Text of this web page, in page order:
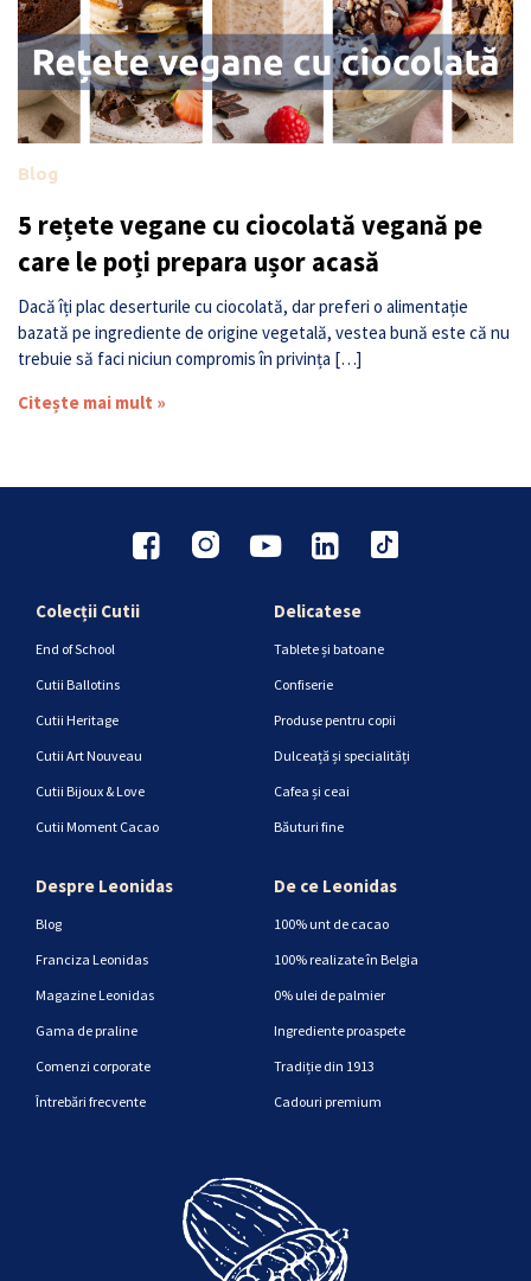
Blog
5 rețete vegane cu ciocolată vegană pe
care le poți prepara ușor acasă
Dacă îți plac deserturile cu ciocolată, dar preferi o alimentație
bazată pe ingrediente de origine vegetală, vestea bună este că nu
trebuie să faci niciun compromis în privința […]
Citește mai mult »
Colecții Cutii
End of School
Cutii Ballotins
Cutii Heritage
Cutii Art Nouveau
Cutii Bijoux & Love
Cutii Moment Cacao
Delicatese
Tablete și batoane
Confiserie
Produse pentru copii
Dulceață și specialități
Cafea și ceai
Băuturi fine
Despre Leonidas
Blog
Franciza Leonidas
Magazine Leonidas
Gama de praline
Comenzi corporate
Întrebări frecvente
De ce Leonidas
100% unt de cacao
100% realizate în Belgia
0% ulei de palmier
Ingrediente proaspete
Tradiție din 1913
Cadouri premium